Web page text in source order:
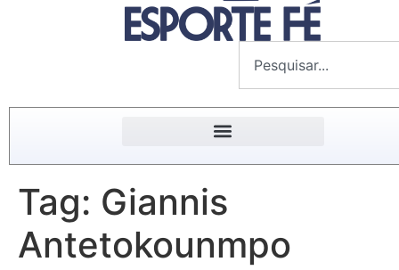
Tag: Giannis
Antetokounmpo